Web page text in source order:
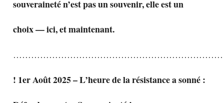
souveraineté n’est pas un souvenir, elle est un
choix — ici, et maintenant.
! 1er Août 2025 – L’heure de la résistance a sonné :